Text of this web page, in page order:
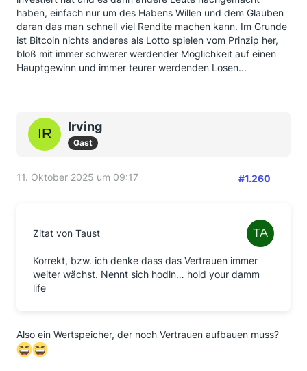
haben, einfach nur um des Habens Willen und dem Glauben
daran das man schnell viel Rendite machen kann. Im Grunde
ist Bitcoin nichts anderes als Lotto spielen vom Prinzip her,
bloß mit immer schwerer werdender Möglichkeit auf einen
Hauptgewinn und immer teurer werdenden Losen...
Irving
Gast
11. Oktober 2025 um 09:17 #1.260
Zitat von Taust
Korrekt, bzw. ich denke dass das Vertrauen immer
weiter wächst. Nennt sich hodln… hold your damm
life
Also ein Wertspeicher, der noch Vertrauen aufbauen muss?